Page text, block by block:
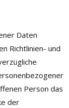
Daten
Richtlinien- und
Person das
der